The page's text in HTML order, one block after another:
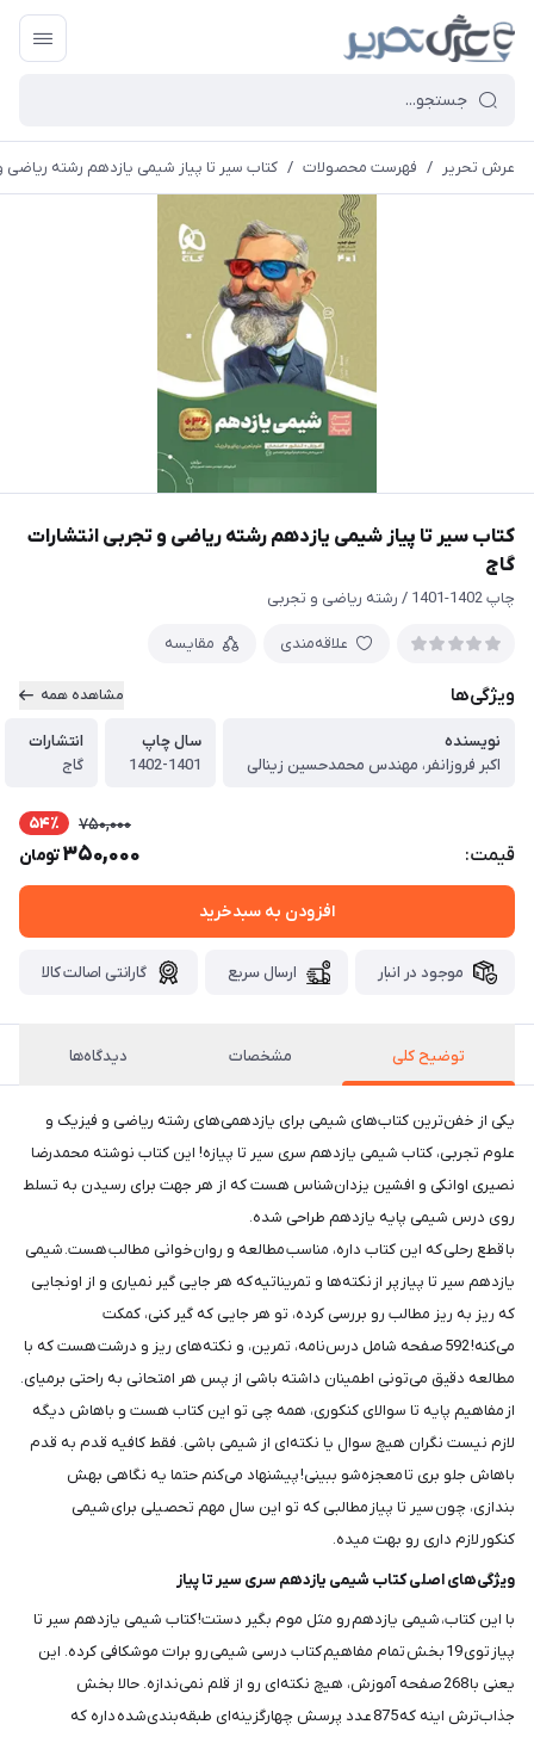
عرش تحریر / فهرست محصولات / کتاب سیر تا پیاز شیمی یازدهم رشته ریاضی
کتاب سیر تا پیاز شیمی یازدهم رشته ریاضی و تجربی انتشارات
گاج
چاپ 1402-1401 / رشته ریاضی و تجربی
علاقه‌مندی مقایسه
ویژگی‌ها مشاهده همه
نویسنده
اکبر فروزانفر، مهندس محمدحسین زینالی
سال چاپ
1402-1401
انتشارات
گاج
قیمت:
750,000 54٪
350,000تومان
افزودن به سبدخرید
موجود در انبار ارسال سریع گارانتی اصالت کالا
توضیح کلی مشخصات دیدگاه‌ها
یکی از خفن‌ترین کتاب‌های شیمی برای یازدهمی‌های رشته ریاضی و فیزیک و
علوم تجربی، کتاب شیمی یازدهم سری سیر تا پیازه! این کتاب نوشته محمدرضا
نصیری اوانکی و افشین یزدان‌شناس هست که از هر جهت برای رسیدن به تسلط
روی درس شیمی پایه یازدهم طراحی شده.
با قطع رحلی که این کتاب داره، مناسب مطالعه و روان‌خوانی مطالب هست. شیمی
یازدهم سیر تا پیاز پر از نکته‌ها و تمریناتیه که هر جایی گیر نمیاری و از اونجایی
که ریز به ریز مطالب رو بررسی کرده، تو هر جایی که گیر کنی، کمکت
می‌کنه! 592 صفحه شامل درس‌نامه، تمرین، و نکته‌های ریز و درشت هست که با
مطالعه دقیق می‌تونی اطمینان داشته باشی از پس هر امتحانی به راحتی برمیای.
از مفاهیم پایه تا سوالای کنکوری، همه چی تو این کتاب هست و باهاش دیگه
لازم نیست نگران هیچ سوال یا نکته‌ای از شیمی باشی. فقط کافیه قدم به قدم
باهاش جلو بری تا معجزه‌شو ببینی! پیشنهاد می‌کنم حتما یه نگاهی بهش
بندازی، چون سیر تا پیاز مطالبی که تو این سال مهم تحصیلی برای شیمی
کنکور لازم داری رو بهت میده.
ویژگی‌های اصلی کتاب شیمی یازدهم سری سیر تا پیاز
با این کتاب، شیمی یازدهم رو مثل موم بگیر دستت! کتاب شیمی یازدهم سیر تا
پیاز توی 19 بخش تمام مفاهیم کتاب درسی شیمی رو برات موشکافی کرده. این
یعنی با 268 صفحه آموزش، هیچ نکته‌ای رو از قلم نمی‌ندازه. حالا بخش
جذاب‌ترش اینه که 875 عدد پرسش چهارگزینه‌ای طبقه‌بندی‌شده داره که